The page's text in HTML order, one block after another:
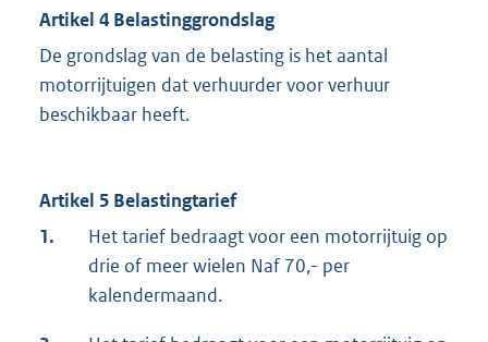
Artikel 4 Belastinggrondslag
De grondslag van de belasting is het aantal
motorrijtuigen dat verhuurder voor verhuur
beschikbaar heeft.
Artikel 5 Belastingtarief
1.
Het tarief bedraagt voor een motorrijtuig op
drie of meer wielen Naf 70,- per
kalendermaand.